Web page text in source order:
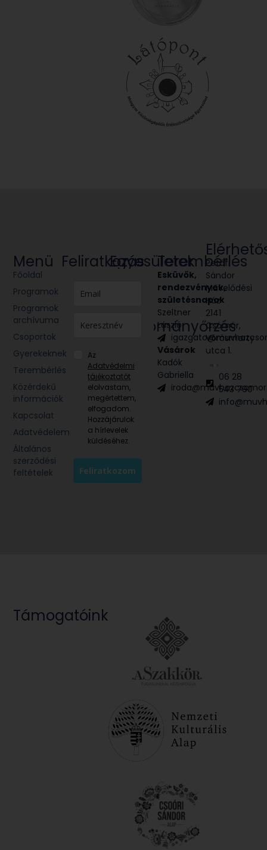
Petőfi
Sándor
Művelődési
Ház
2141
Csömör,
Vörösmarty
utca 1.
06 28
543 790
Terembérlés
Esküvők,
rendezvények,
születésnapok
Szeltner
László
Vásárok
Kadók
Gabriella
Egyesületek
Hagyományőrzés
Feliratkozás
Az
Adatvédelmi
tájékoztatót
elolvastam,
megértettem,
elfogadom.
Hozzájárulok
a hírlevelek
küldéséhez.
Feliratkozom
Menü
Főoldal
Programok
Programok
archívuma
Csoportok
Gyerekeknek
Terembérlés
Közérdekű
információk
Kapcsolat
Adatvédelem
Általános
szerződési
feltételek
Támogatóink